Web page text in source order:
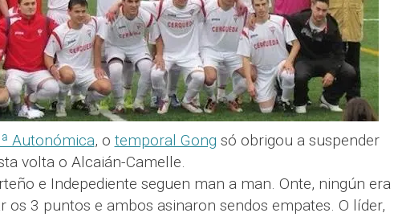
Autonómica, o temporal Gong só obrigou a suspender
volta o Alcaián-Camelle.
e Indepediente seguen man a man. Onte, ningún era
os 3 puntos e ambos asinaron sendos empates. O líder,